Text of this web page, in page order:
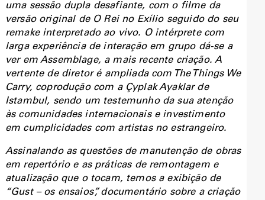
uma sessão dupla desafiante, com o filme da
versão original de O Rei no Exílio seguido do seu
remake interpretado ao vivo. O intérprete com
larga experiência de interação em grupo dá-se a
ver em Assemblage, a mais recente criação. A
vertente de diretor é ampliada com The Things We
Carry, coprodução com a Çyplak Ayaklar de
Istambul, sendo um testemunho da sua atenção
às comunidades internacionais e investimento
em cumplicidades com artistas no estrangeiro.
Assinalando as questões de manutenção de obras
em repertório e as práticas de remontagem e
atualização que o tocam, temos a exibição de
“Gust – os ensaios”, documentário sobre a criação